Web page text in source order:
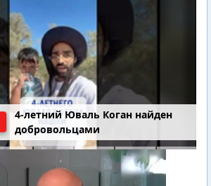
4-летний Юваль Коган найден
добровольцами